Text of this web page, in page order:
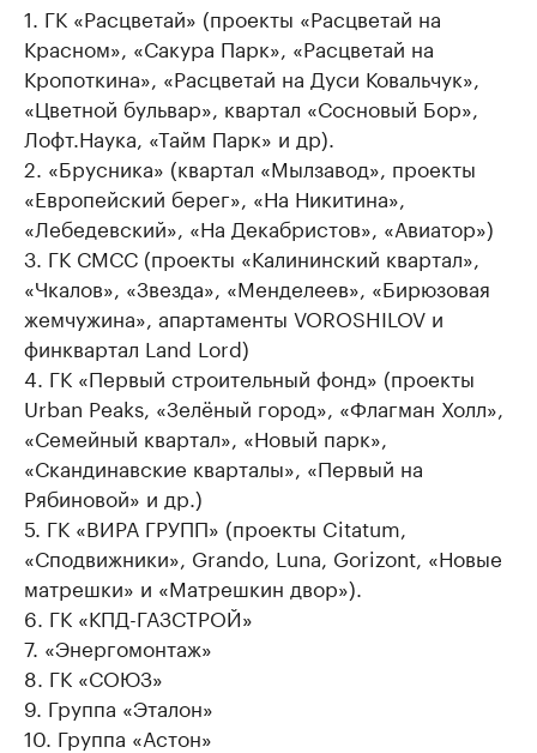
1. ГК «Расцветай» (проекты «Расцветай на
Красном», «Сакура Парк», «Расцветай на
Кропоткина», «Расцветай на Дуси Ковальчук»,
«Цветной бульвар», квартал «Сосновый Бор»,
Лофт.Наука, «Тайм Парк» и др).
2. «Брусника» (квартал «Мылзавод», проекты
«Европейский берег», «На Никитина»,
«Лебедевский», «На Декабристов», «Авиатор»)
3. ГК СМСС (проекты «Калининский квартал»,
«Чкалов», «Звезда», «Менделеев», «Бирюзовая
жемчужина», апартаменты VOROSHILOV и
финквартал Land Lord)
4. ГК «Первый строительный фонд» (проекты
Urban Peaks, «Зелёный город», «Флагман Холл»,
«Семейный квартал», «Новый парк»,
«Скандинавские кварталы», «Первый на
Рябиновой» и др.)
5. ГК «ВИРА ГРУПП» (проекты Citatum,
«Сподвижники», Grando, Luna, Gorizont, «Новые
матрешки» и «Матрешкин двор»).
6. ГК «КПД-ГАЗСТРОЙ»
7. «Энергомонтаж»
8. ГК «СОЮЗ»
9. Группа «Эталон»
10. Группа «Астон»